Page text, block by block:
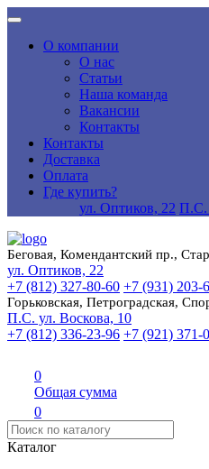
О компании
О нас
Статьи
Наша команда
Вакансии
Контакты
Контакты
Доставка
Оплата
Где купить?
ул. Оптиков, 22 П.С.
Беговая, Комендантский пр.,
ул. Оптиков, 22
+7 (812) 327-80-60 +7 (931) 203-
Горьковская, Петроградская,
П.С. ул. Воскова, 10
+7 (812) 336-23-96 +7 (921) 371-
0
Общая сумма
0
Каталог